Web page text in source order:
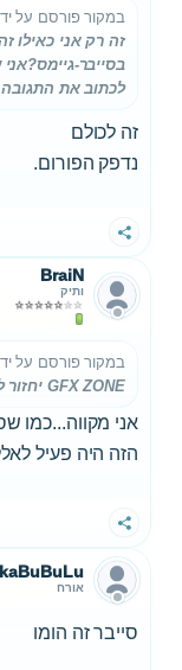
במקור פורסם על
זה רק אני כאילו
בסייבר-
לכתוב את
זה לכולם
נדפק הפורום.
שתף
BraiN
ותיק
במקור פורסם על
GFX ZONE יחזור להיות הפורום הפעיל עכשיו.....
אני מקווה...כמו
הזה היה פעיל
שתף
אורח
סייבר זה הומו